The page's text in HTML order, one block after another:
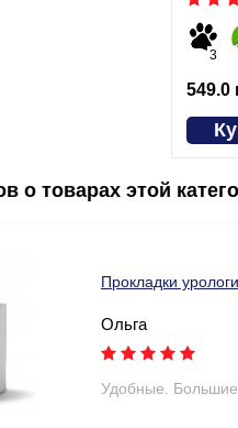
3
549.0
о товарах этой
Прокладки
Ольга
Удобные. Большие